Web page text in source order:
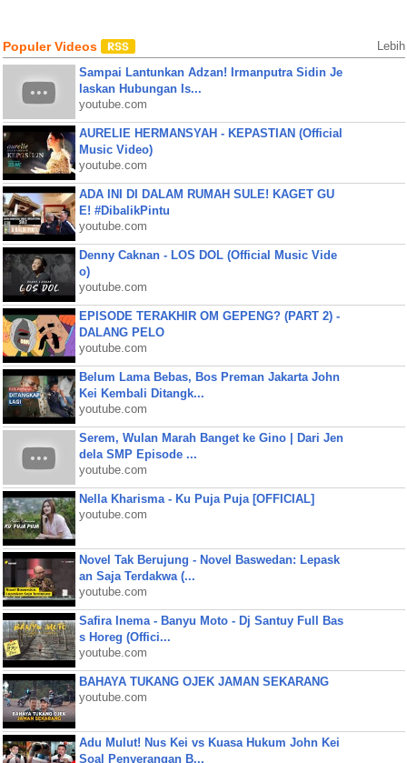
Populer Videos Lebih
Sampai Lantunkan Adzan! Irmanputra Sidin Je
laskan Hubungan Is...
youtube.com
AURELIE HERMANSYAH - KEPASTIAN (Official
Music Video)
youtube.com
ADA INI DI DALAM RUMAH SULE! KAGET GU
E! #DibalikPintu
youtube.com
Denny Caknan - LOS DOL (Official Music Vide
o)
youtube.com
EPISODE TERAKHIR OM GEPENG? (PART 2) -
DALANG PELO
youtube.com
Belum Lama Bebas, Bos Preman Jakarta John
Kei Kembali Ditangk...
youtube.com
Serem, Wulan Marah Banget ke Gino | Dari Jen
dela SMP Episode ...
youtube.com
Nella Kharisma - Ku Puja Puja [OFFICIAL]
youtube.com
Novel Tak Berujung - Novel Baswedan: Lepask
an Saja Terdakwa (...
youtube.com
Safira Inema - Banyu Moto - Dj Santuy Full Bas
s Horeg (Offici...
youtube.com
BAHAYA TUKANG OJEK JAMAN SEKARANG
youtube.com
Adu Mulut! Nus Kei vs Kuasa Hukum John Kei
Soal Penyerangan B...